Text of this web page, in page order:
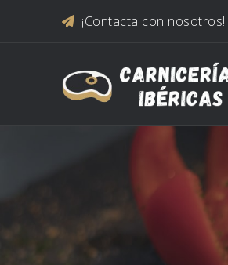
¡Contacta con nosotros!